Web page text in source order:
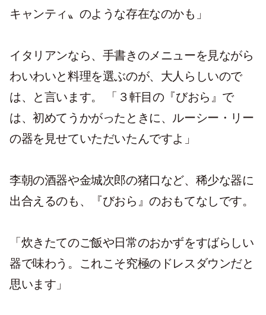
キャンティ〟のような存在なのかも」
イタリアンなら、手書きのメニューを見ながら
わいわいと料理を選ぶのが、大人らしいので
は、と言います。 「３軒目の『びおら』で
は、初めてうかがったときに、ルーシー・リー
の器を見せていただいたんですよ」
李朝の酒器や金城次郎の猪口など、稀少な器に
出合えるのも、『びおら』のおもてなしです。
「炊きたてのご飯や日常のおかずをすばらしい
器で味わう。これこそ究極のドレスダウンだと
思います」